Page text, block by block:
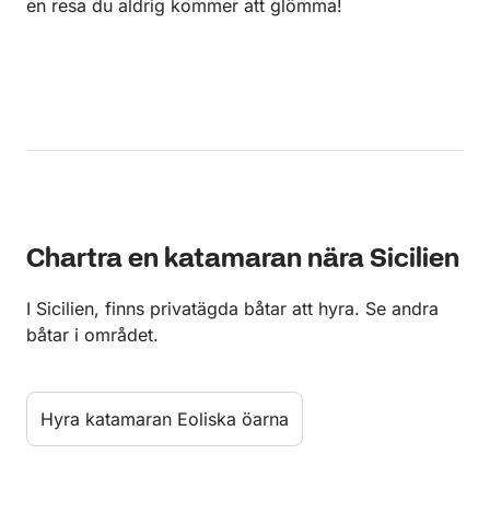
en resa du aldrig kommer att glömma!
Chartra en katamaran nära Sicilien
I Sicilien, finns privatägda båtar att hyra. Se andra
båtar i området.
Hyra katamaran Eoliska öarna